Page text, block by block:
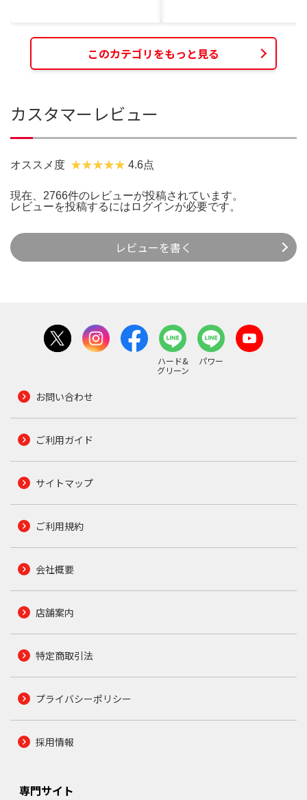
このカテゴリをもっと見る
カスタマーレビュー
オススメ度 4.6点
現在、2766件のレビューが投稿されています。
レビューを投稿するには ログインが必要です。
レビューを書く
ハード&
グリーン
パワー
お問い合わせ
ご利用ガイド
サイトマップ
ご利用規約
会社概要
店舗案内
特定商取引法
プライバシーポリシー
採用情報
専門サイト